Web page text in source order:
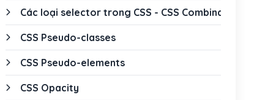
Các loại selector trong CSS - CSS Combinators
CSS Pseudo-classes
CSS Pseudo-elements
CSS Opacity